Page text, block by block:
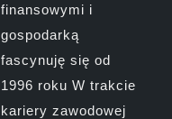
finansowymi i
gospodarką
fascynuję się od
1996 roku W trakcie
kariery zawodowej